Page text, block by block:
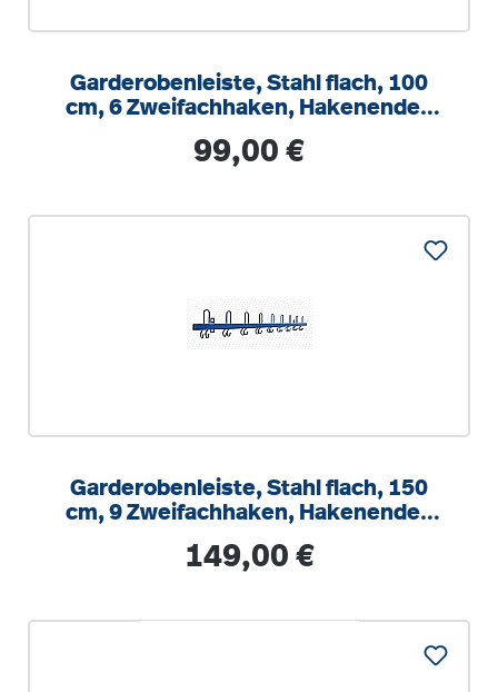
Garderobenleiste, Stahl flach, 100
cm, 6 Zweifachhaken, Hakenenden
Regulärer Preis:
99,00 €
Garderobenleiste, Stahl flach, 150
cm, 9 Zweifachhaken, Hakenenden
Regulärer Preis:
149,00 €